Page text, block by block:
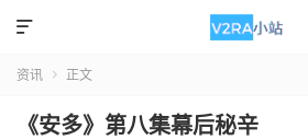

资讯  正文
《安多》第八集幕后秘辛